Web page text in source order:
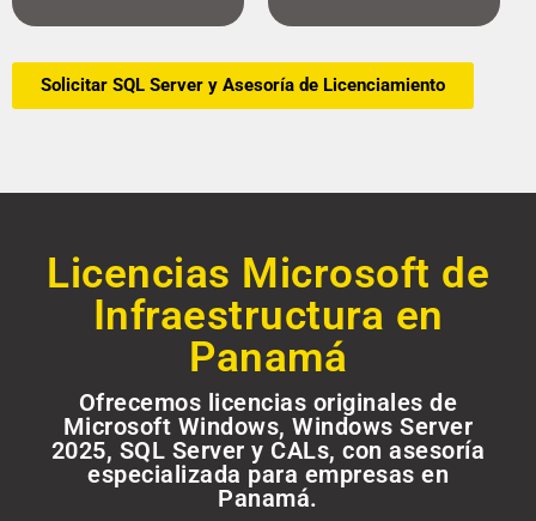
Solicitar SQL Server y Asesoría de Licenciamiento
Licencias Microsoft de
Infraestructura en
Panamá
Ofrecemos licencias originales de
Microsoft Windows, Windows Server
2025, SQL Server y CALs, con asesoría
especializada para empresas en
Panamá.